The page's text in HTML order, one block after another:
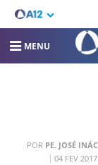
MENU
POR PE. JOSÉ
04 FEV